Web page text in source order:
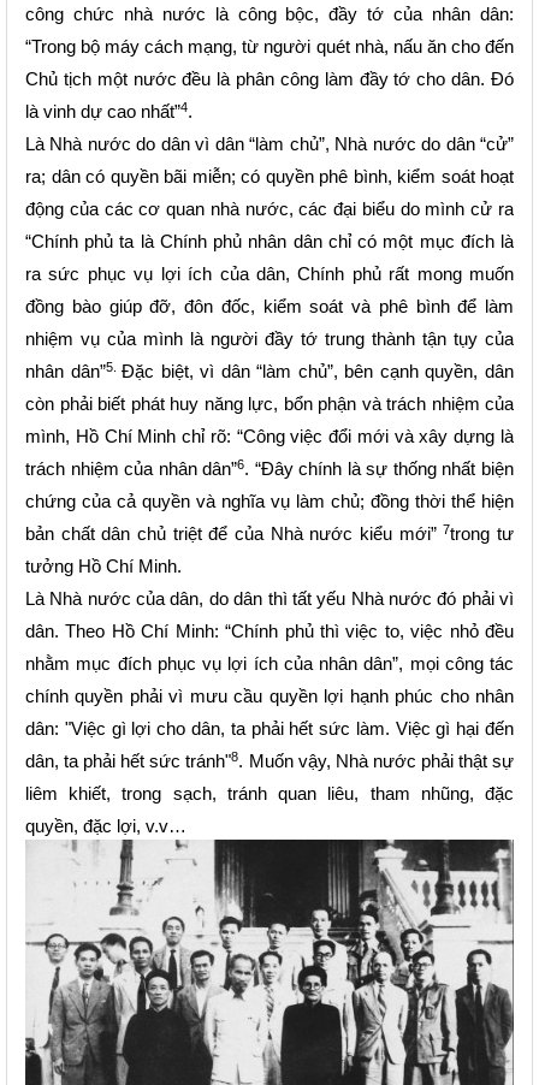
công chức nhà nước là công bộc, đầy tớ của nhân dân:
“Trong bộ máy cách mạng, từ người quét nhà, nấu ăn cho đến
Chủ tịch một nước đều là phân công làm đầy tớ cho dân. Đó
là vinh dự cao nhất”4.
Là Nhà nước do dân vì dân “làm chủ”, Nhà nước do dân “cử”
ra; dân có quyền bãi miễn; có quyền phê bình, kiểm soát hoạt
động của các cơ quan nhà nước, các đại biểu do mình cử ra
“Chính phủ ta là Chính phủ nhân dân chỉ có một mục đích là
ra sức phục vụ lợi ích của dân, Chính phủ rất mong muốn
đồng bào giúp đỡ, đôn đốc, kiểm soát và phê bình để làm
nhiệm vụ của mình là người đầy tớ trung thành tận tụy của
nhân dân”5. Đặc biệt, vì dân “làm chủ”, bên cạnh quyền, dân
còn phải biết phát huy năng lực, bổn phận và trách nhiệm của
mình, Hồ Chí Minh chỉ rõ: “Công việc đổi mới và xây dựng là
trách nhiệm của nhân dân”6. “Đây chính là sự thống nhất biện
chứng của cả quyền và nghĩa vụ làm chủ; đồng thời thể hiện
bản chất dân chủ triệt để của Nhà nước kiểu mới” 7trong tư
tưởng Hồ Chí Minh.
Là Nhà nước của dân, do dân thì tất yếu Nhà nước đó phải vì
dân. Theo Hồ Chí Minh: “Chính phủ thì việc to, việc nhỏ đều
nhằm mục đích phục vụ lợi ích của nhân dân”, mọi công tác
chính quyền phải vì mưu cầu quyền lợi hạnh phúc cho nhân
dân: "Việc gì lợi cho dân, ta phải hết sức làm. Việc gì hại đến
dân, ta phải hết sức tránh"8. Muốn vậy, Nhà nước phải thật sự
liêm khiết, trong sạch, tránh quan liêu, tham nhũng, đặc
quyền, đặc lợi, v.v…